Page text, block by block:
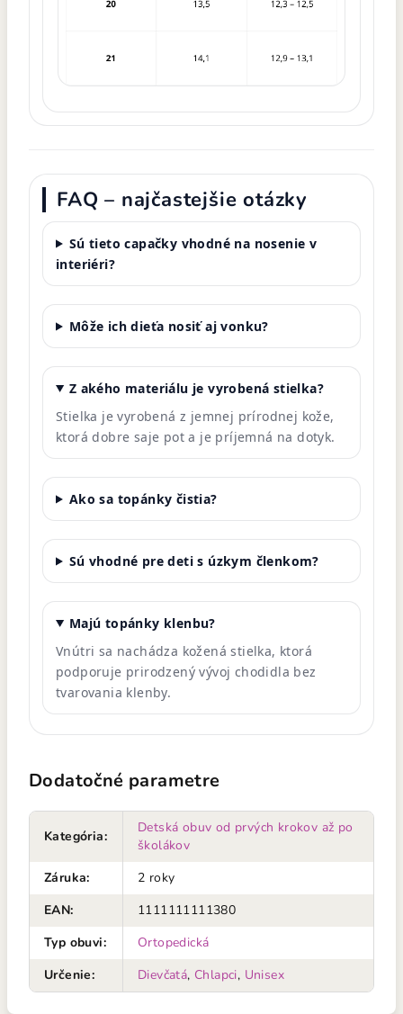
FAQ – najčastejšie otázky
Sú tieto capačky vhodné na nosenie v
interiéri?
Môže ich dieťa nosiť aj vonku?
Z akého materiálu je vyrobená stielka?
Stielka je vyrobená z jemnej prírodnej kože,
ktorá dobre saje pot a je príjemná na dotyk.
Ako sa topánky čistia?
Sú vhodné pre deti s úzkym členkom?
Majú topánky klenbu?
Vnútri sa nachádza kožená stielka, ktorá
podporuje prirodzený vývoj chodidla bez
tvarovania klenby.
Dodatočné parametre
Kategória:
Detská obuv od prvých krokov až po
školákov
Záruka:
2 roky
EAN:
1111111111380
Typ obuvi:
Ortopedická
Určenie: Dievčatá, Chlapci, Unisex